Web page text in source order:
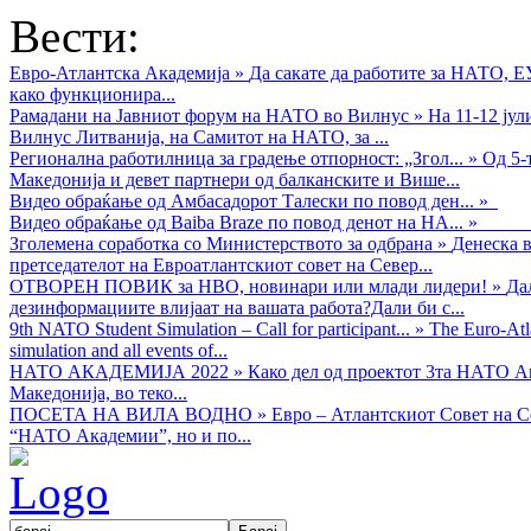
Вести:
Евро-Атлантска Академија » Да сакате да работите за НАТО,
како функционира...
Рамадани на Јавниот форум на НАТО во Вилнус » На 11-12
Вилнус Литванија, на Самитот на НАТО, за ...
Регионална работилница за градење отпорност: „Згол... » Од 5-
Македонија и девет партнери од балканските и Више...
Видео обраќањe од Амбасадорот Талески по повод ден... »
Видео обраќање од Baiba Braze по повод денот на НА... »
Зголемена соработка со Министерството за одбрана » Денеска
претседателот на Евроатлантскиот совет на Север...
ОТВОРЕН ПОВИК за НВО, новинари или млади лидери! »
дезинформациите влијаат на вашата работа?Дали би с...
9th NATO Student Simulation – Call for participant... » The Euro-
simulation and all events of...
НАТО АКАДЕМИЈА 2022 » Како дел од проектот 3та НАТО
Македонија, во теко...
ПОСЕТА НА ВИЛА ВОДНО » Евро – Атлантскиот Совет на
“НАТО Академии”, но и по...